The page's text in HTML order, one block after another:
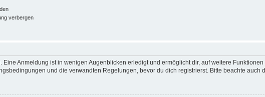
verbergen
Anmeldung ist in wenigen Augenblicken erledigt und ermöglicht dir, auf weitere
und die verwandten Regelungen, bevor du dich registrierst. Bitte beachte